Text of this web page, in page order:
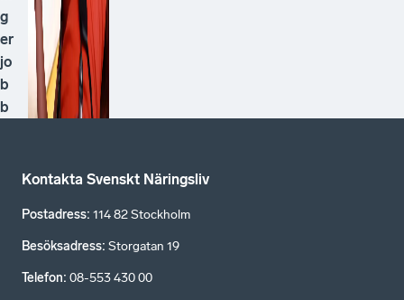
g
er
jo
b
b
Kontakta Svenskt Näringsliv
Postadress: 114 82 Stockholm
Besöksadress: Storgatan 19
Telefon: 08-553 430 00